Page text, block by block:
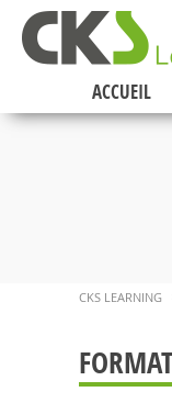
ACCUEIL
CKS LEARNING